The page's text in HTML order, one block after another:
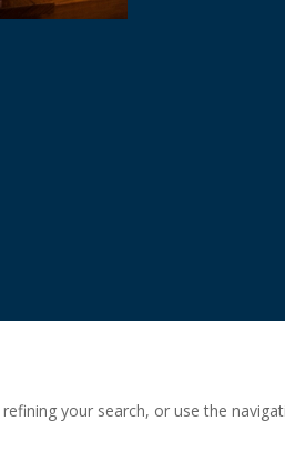
your search, or use the